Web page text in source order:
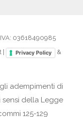
03618490985
Privacy Policy &
adempimenti di
della Legge
125-129